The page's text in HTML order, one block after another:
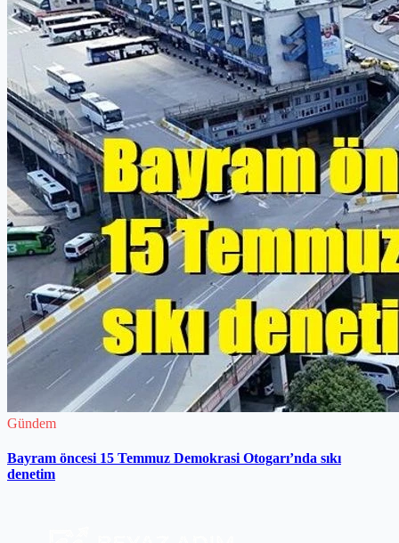
Gündem
Bayram öncesi 15 Temmuz Demokrasi Otogarı’nda sıkı
denetim